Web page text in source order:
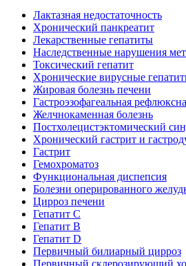
Лактазная недостаточность
Хронический панкреатит
Лекарственные гепатиты
Наследственные нарушения
Токсический гепатит
Хронические вирусные
Жировая болезнь печени
Гастроэзофагеальная
Желчнокаменная болезнь
Постхолецистэктомический
Хронический гастрит и
Гастрит
Гемохроматоз
Функциональная диспепсия
Болезни оперированного
Цирроз печени
Гепатит C
Гепатит B
Гепатит D
Первичный билиарный цирроз